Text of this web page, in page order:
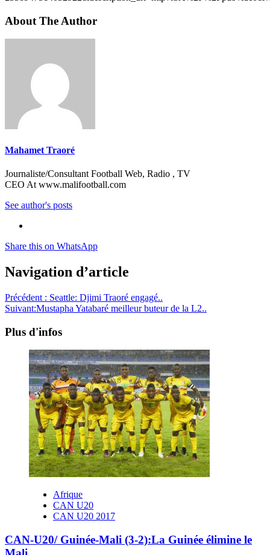
About The Author
Mahamet Traoré
Journaliste/Consultant Football Web, Radio , TV
CEO At www.malifootball.com
See author's posts
Share this on WhatsApp
Navigation d’article
Précédent : Seattle: Djimi Traoré engagé..
Suivant:Mustapha Yatabaré meilleur buteur de la L2..
Plus d'infos
Afrique
CAN U20
CAN U20 2017
CAN-U20/ Guinée-Mali (3-2):La Guinée élimine le